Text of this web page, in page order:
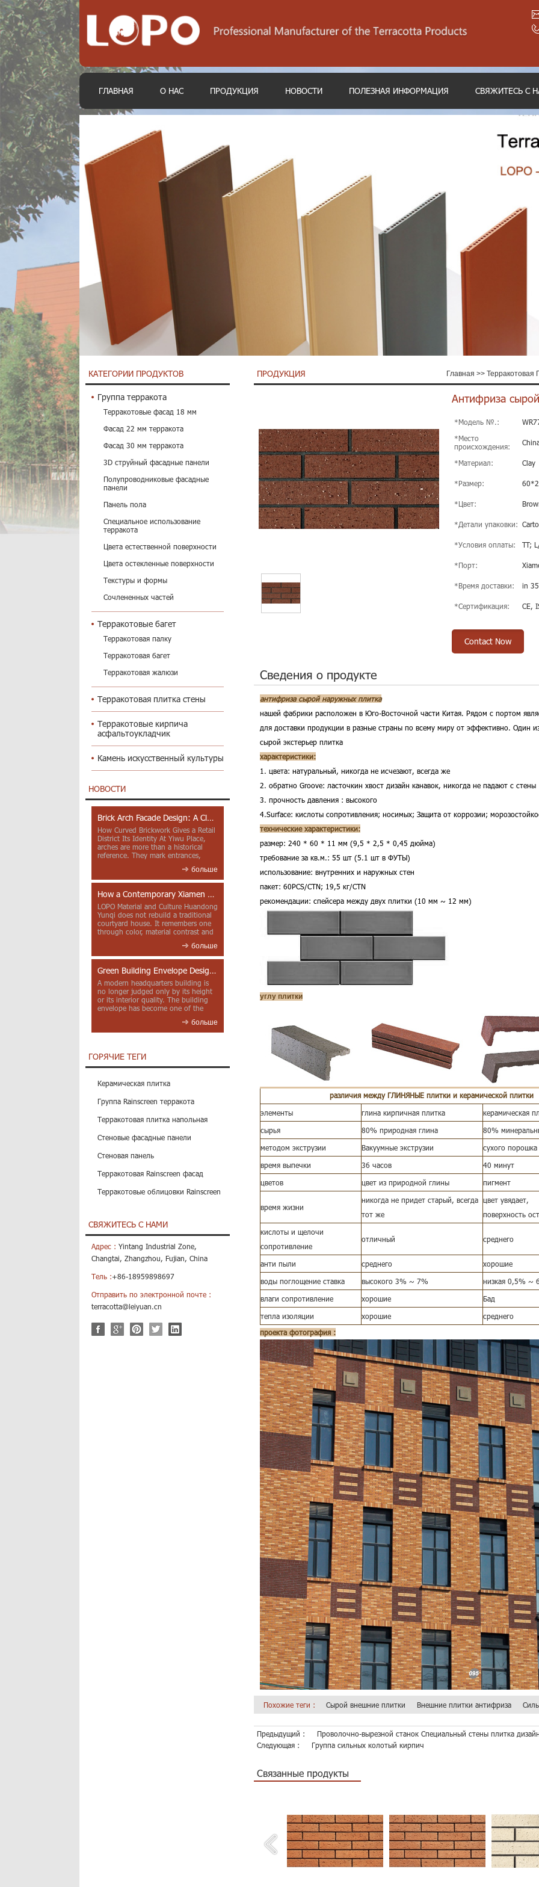
ГЛАВНАЯ О НАС ПРОДУКЦИЯ НОВОСТИ ПОЛЕЗНАЯ ИНФОРМАЦИЯ СВЯЖИТЕСЬ С
КАТЕГОРИИ ПРОДУКТОВ
Группа терракота
Терракотовые фасад 18 мм
Фасад 22 мм терракота
Фасад 30 мм терракота
3D струйный фасадные панели
Полупроводниковые фасадные
панели
Панель пола
Специальное использование
терракота
Цвета естественной поверхности
Цвета остекленные поверхности
Текстуры и формы
Сочлененных частей
Терракотовые багет
Терракотовая палку
Терракотовая багет
Терракотовая жалюзи
Терракотовая плитка стены
Терракотовые кирпича
асфальтоукладчик
Камень искусственный культуры
НОВОСТИ
Brick Arch Facade Design: A Closer Look at Yiwu Place
How Curved Brickwork Gives a Retail
District Its Identity At Yiwu Place,
arches are more than a historical
reference. They mark entrances,
больше
How a Contemporary Xiamen Project Reframes Minnan Red Brick
LOPO Material and Culture Huandong
Yunqi does not rebuild a traditional
courtyard house. It remembers one
through color, material contrast and
больше
Green Building Envelope Design: Clay Sunscreen Fins for Modern Headquarters Architecture
A modern headquarters building is
no longer judged only by its height
or its interior quality. The building
envelope has become one of the
больше
ГОРЯЧИЕ ТЕГИ
Керамическая плитка
Группа Rainscreen терракота
Терракотовая плитка напольная
Стеновые фасадные панели
Стеновая панель
Терракотовая Rainscreen фасад
Терракотовые облицовки Rainscreen
СВЯЖИТЕСЬ С НАМИ
Адрес : Yintang Industrial Zone,
Changtai, Zhangzhou, Fujian, China
Тель :+86-18959898697
Отправить по электронной почте :
terracotta@leiyuan.cn
ПРОДУКЦИЯ Главная >> Терракотовая
Антифриза
*Модель №.:
*Место
происхождения:
*Материал: Clay
*Размер:
*Цвет:
*Детали упаковки:
*Условия оплаты: TT;
*Порт:
*Время доставки: in
*Сертификация: CE,
Contact Now
Сведения о продукте
антифриза сырой наружных плитка
нашей фабрики расположен в Юго-Восточной части Китая. Рядом с портом
для доставки продукции в разные страны по всему миру от эффективно. Один
сырой экстерьер плитка
характеристики:
1. цвета: натуральный, никогда не исчезают, всегда же
2. обратно Groove: ласточкин хвост дизайн канавок, никогда не падают с стены
3. прочность давления : высокого
4.Surface: кислоты сопротивления; носимых; Защита от коррозии;
технические характеристики:
размер: 240 * 60 * 11 мм (9,5 * 2,5 * 0,45 дюйма)
требование за кв.м.: 55 шт (5.1 шт в ФУТЫ)
использование: внутренних и наружных стен
пакет: 60PCS/CTN; 19,5 кг/CTN
рекомендации: спейсера между двух плитки (10 мм ~ 12 мм)
углу плитки
различия между ГЛИНЯНЫЕ плитки и керамической плитки
элементы глина кирпичная плитка керамическая
сырья 80% природная глина 80%
методом экструзии Вакуумные экструзии сухого
время выпечки 36 часов 40 минут
цветов цвет из природной глины пигмент
время жизни
никогда не придет старый, всегда
тот же
цвет увядает,
поверхность
кислоты и щелочи
сопротивление
отличный среднего
анти пыли среднего хорошие
воды поглощение ставка высокого 3% ~ 7% низкая 0,5% ~
влаги сопротивление хорошие Бад
тепла изоляции хорошие
среднего
проекта фотография :
Похожие теги : Сырой внешние плитки Внешние плитки антифриза
Предыдущий :
Проволочно-вырезной станок Специальный стены плитка
Следующая :
Группа сильных колотый кирпич
Связанные продукты